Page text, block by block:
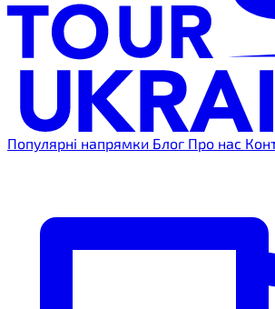
Популярні напрямки Блог Про нас